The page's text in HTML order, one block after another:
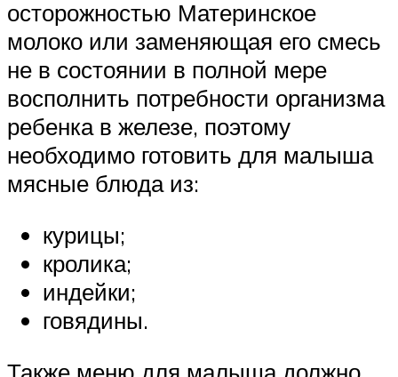
осторожностью Материнское
молоко или заменяющая его смесь
не в состоянии в полной мере
восполнить потребности организма
ребенка в железе, поэтому
необходимо готовить для малыша
мясные блюда из:
курицы;
кролика;
индейки;
говядины.